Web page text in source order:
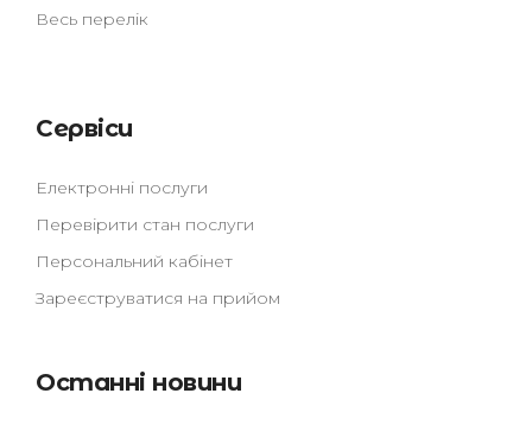
Весь перелік
Сервіси
Електронні послуги
Перевірити стан послуги
Персональний кабінет
Зареєструватися на прийом
Останні новини